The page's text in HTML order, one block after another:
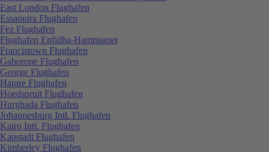
East London Flughafen
Essaouira Flughafen
Fez Flughafen
Flughafen Enfidha-Hammamet
Francistown Flughafen
Gaborone Flughafen
George Flughafen
Harare Flughafen
Hoedspruit Flughafen
Hurghada Flughafen
Johannesburg Intl. Flughafen
Kairo Intl. Flughafen
Kapstadt Flughafen
Kimberley Flughafen